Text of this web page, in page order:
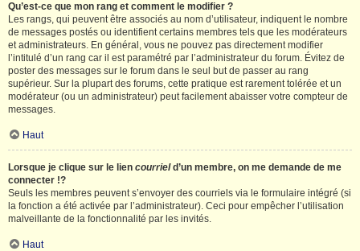
Qu’est-ce que mon rang et comment le modifier ?
Les rangs, qui peuvent être associés au nom d’utilisateur, indiquent le nombre
de messages postés ou identifient certains membres tels que les modérateurs
et administrateurs. En général, vous ne pouvez pas directement modifier
l’intitulé d’un rang car il est paramétré par l’administrateur du forum. Évitez de
poster des messages sur le forum dans le seul but de passer au rang
supérieur. Sur la plupart des forums, cette pratique est rarement tolérée et un
modérateur (ou un administrateur) peut facilement abaisser votre compteur de
messages.
Haut
Lorsque je clique sur le lien courrield’un membre, on me demande de me
connecter !?
Seuls les membres peuvent s’envoyer des courriels via le formulaire intégré (si
la fonction a été activée par l’administrateur). Ceci pour empêcher l’utilisation
malveillante de la fonctionnalité par les invités.
Haut